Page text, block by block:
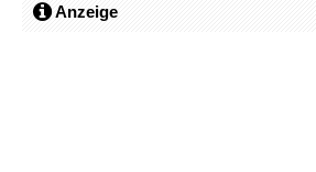
Anzeige